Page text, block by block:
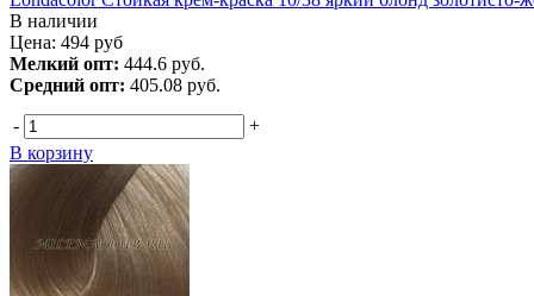
В наличии
Цена: 494 руб
Мелкий опт: 444.6 руб.
Средний опт: 405.08 руб.
-
+
В корзину